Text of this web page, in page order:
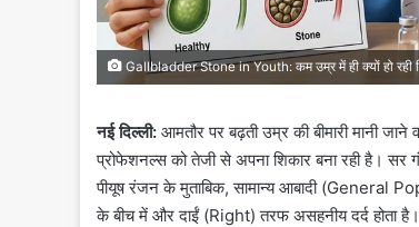
Gallbladder Stone in Youth: कम उम्र में ही क्यों हो रही
नई दिल्ली: आमतौर पर बढ़ती उम्र की बीमारी मानी
प्रोफेशनल्स को तेजी से अपना शिकार बना रही है। सर
पीयूष रंजन के मुताबिक, सामान्य आबादी (General
के बीच में और दाईं (Right) तरफ असहनीय दर्द होता